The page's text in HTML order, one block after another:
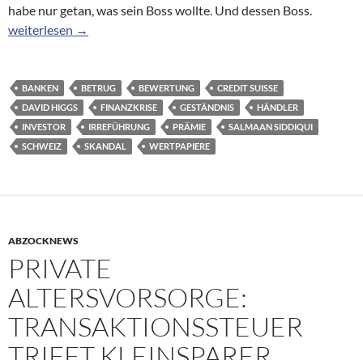
habe nur getan, was sein Boss wollte. Und dessen Boss.
Skandal bei Credit Suisse: Ex-Händler gestehen Multi-
weiterlesen →
BANKEN BETRUG BEWERTUNG
CREDIT SUISSE
DAVID HIGGS
FINANZKRISE GESTÄNDNIS
HÄNDLER
INVESTOR
IRREFÜHRUNG PRÄMIE
SALMAAN SIDDIQUI
SCHWEIZ
SKANDAL WERTPAPIERE
ABZOCKNEWS
PRIVATE
ALTERSVORSORGE:
TRANSAKTIONSSTEUER